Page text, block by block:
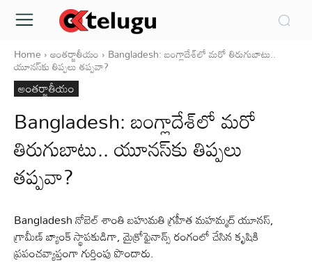
Home అంతర్జాతీయం Bangladesh: బంగ్లాదేశ్‌లో మరో తిరుగుబాటు..
యూనస్‌కు తిప్పలు తప్పవా?
అంతర్జాతీయం
Bangladesh: బంగ్లాదేశ్‌లో మరో
తిరుగుబాటు.. యూనస్‌కు తిప్పలు
తప్పవా?
Bangladesh నోబెల్‌ శాంతి బహుమతి గ్రహీత మహమ్మద్‌ యూనస్,
గ్రామీణ్‌ బ్యాంక్‌ స్థాపకుడిగా, మైక్రోఫైనాన్స్‌ రంగంలో చేసిన కృషికి
ప్రపంచవ్యాప్తంగా గుర్తింపు పొందారు.